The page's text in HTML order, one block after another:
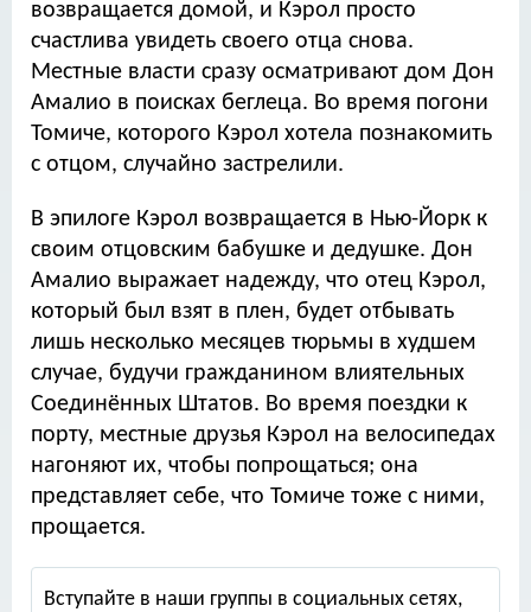
возвращается домой, и Кэрол просто
счастлива увидеть своего отца снова.
Местные власти сразу осматривают дом Дон
Амалио в поисках беглеца. Во время погони
Томиче, которого Кэрол хотела познакомить
с отцом, случайно застрелили.
В эпилоге Кэрол возвращается в Нью-Йорк к
своим отцовским бабушке и дедушке. Дон
Амалио выражает надежду, что отец Кэрол,
который был взят в плен, будет отбывать
лишь несколько месяцев тюрьмы в худшем
случае, будучи гражданином влиятельных
Соединённых Штатов. Во время поездки к
порту, местные друзья Кэрол на велосипедах
нагоняют их, чтобы попрощаться; она
представляет себе, что Томиче тоже с ними,
прощается.
Вступайте в наши группы в социальных сетях,